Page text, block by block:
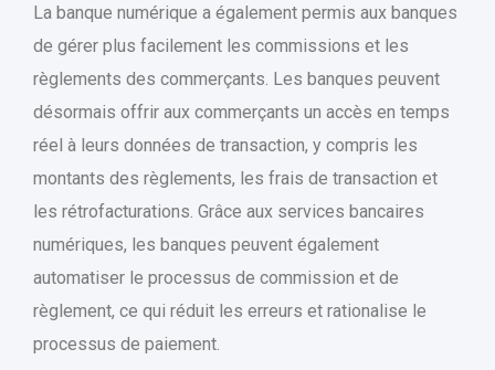
La banque numérique a également permis aux banques
de gérer plus facilement les commissions et les
règlements des commerçants. Les banques peuvent
désormais offrir aux commerçants un accès en temps
réel à leurs données de transaction, y compris les
montants des règlements, les frais de transaction et
les rétrofacturations. Grâce aux services bancaires
numériques, les banques peuvent également
automatiser le processus de commission et de
règlement, ce qui réduit les erreurs et rationalise le
processus de paiement.